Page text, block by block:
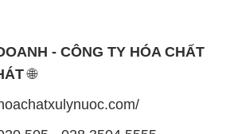
- CÔNG TY HÓA CHẤT
🌐